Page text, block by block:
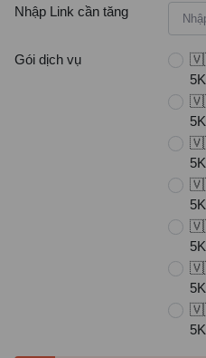
Nhập Link cần tăng
Gói dịch vụ